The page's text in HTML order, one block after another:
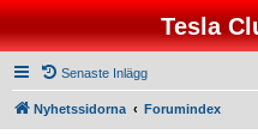
Tesla
Senaste Inlägg
Nyhetssidorna Forumindex